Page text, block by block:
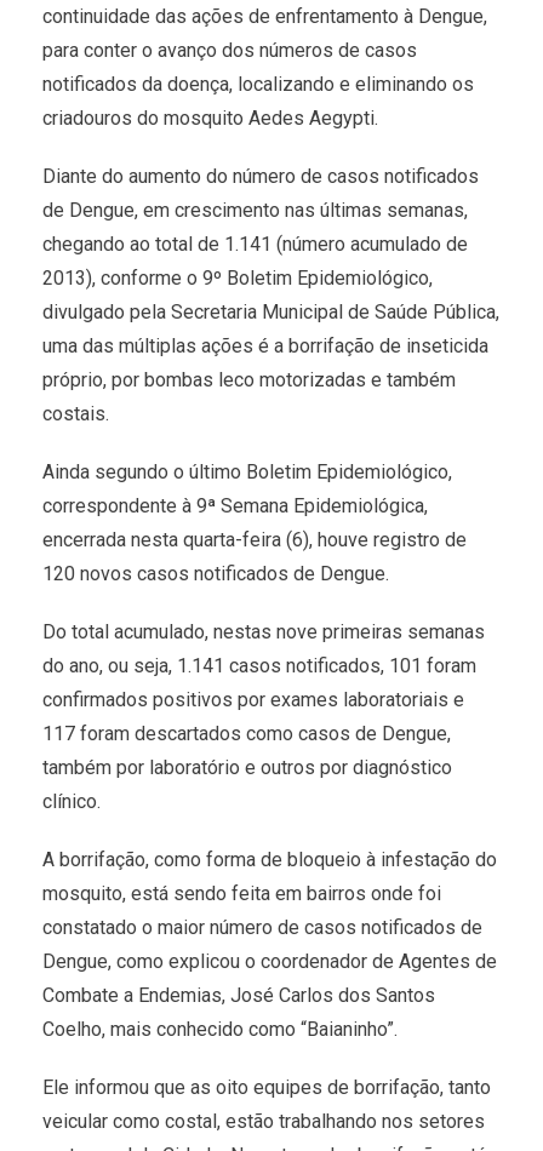
continuidade das ações de enfrentamento à Dengue,
para conter o avanço dos números de casos
notificados da doença, localizando e eliminando os
criadouros do mosquito Aedes Aegypti.
Diante do aumento do número de casos notificados
de Dengue, em crescimento nas últimas semanas,
chegando ao total de 1.141 (número acumulado de
2013), conforme o 9º Boletim Epidemiológico,
divulgado pela Secretaria Municipal de Saúde Pública,
uma das múltiplas ações é a borrifação de inseticida
próprio, por bombas leco motorizadas e também
costais.
Ainda segundo o último Boletim Epidemiológico,
correspondente à 9ª Semana Epidemiológica,
encerrada nesta quarta-feira (6), houve registro de
120 novos casos notificados de Dengue.
Do total acumulado, nestas nove primeiras semanas
do ano, ou seja, 1.141 casos notificados, 101 foram
confirmados positivos por exames laboratoriais e
117 foram descartados como casos de Dengue,
também por laboratório e outros por diagnóstico
clínico.
A borrifação, como forma de bloqueio à infestação do
mosquito, está sendo feita em bairros onde foi
constatado o maior número de casos notificados de
Dengue, como explicou o coordenador de Agentes de
Combate a Endemias, José Carlos dos Santos
Coelho, mais conhecido como “Baianinho”.
Ele informou que as oito equipes de borrifação, tanto
veicular como costal, estão trabalhando nos setores